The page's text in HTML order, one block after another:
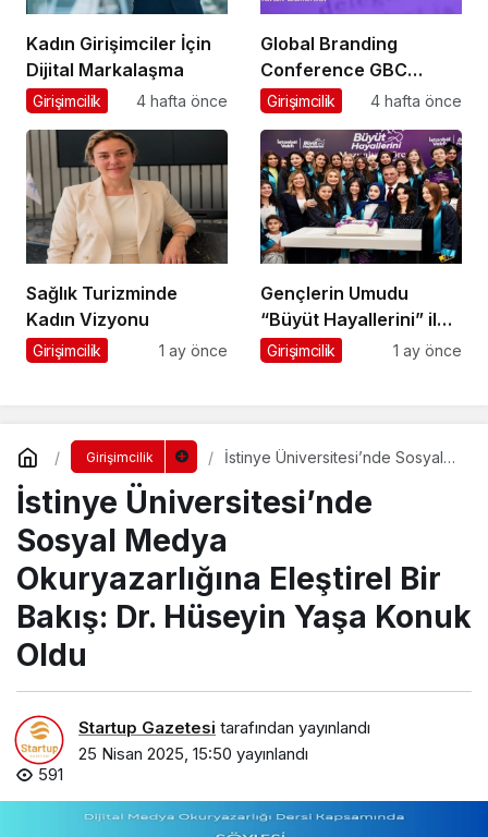
Kadın Girişimciler İçin
Dijital Markalaşma
Girişimcilik 4 hafta önce
Global Branding
Conference GBC
Misyonu Hakkında
Girişimcilik 4 hafta önce
Sağlık Turizminde
Kadın Vizyonu
Girişimcilik 1 ay önce
Gençlerin Umudu
“Büyüt Hayallerini” ile
267 Genç Daha
Girişimcilik 1 ay önce
Girişimcilik
İstinye Üniversitesi’nde Sosyal
Bir Bakış: Dr. Hüseyin Yaşa Konuk
Oldu
İstinye Üniversitesi’nde
Sosyal Medya
Okuryazarlığına Eleştirel Bir
Bakış: Dr. Hüseyin Yaşa Konuk
Oldu
Startup Gazetesi tarafından yayınlandı
25 Nisan 2025, 15:50 yayınlandı
591